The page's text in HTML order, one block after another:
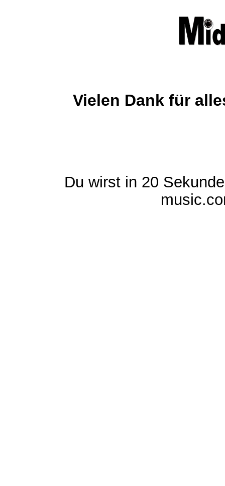
Vielen Dank für
Du wirst in 20